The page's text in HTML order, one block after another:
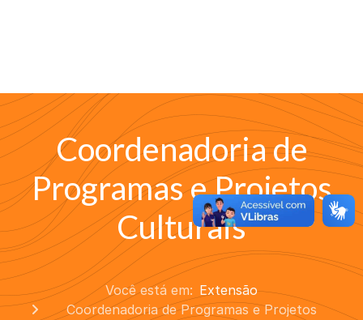
Coordenadoria de
Programas e Projetos
Culturais
Você está em: Extensão
Coordenadoria de Programas e Projetos